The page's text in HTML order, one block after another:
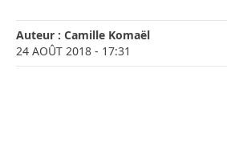
Auteur : Camille Komaël
24 AOÛT 2018 - 17:31